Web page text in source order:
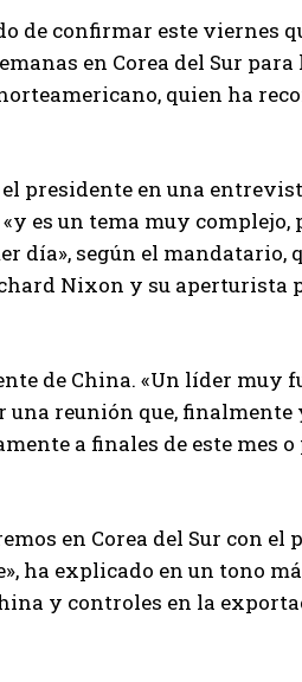
de confirmar este viernes
en Corea del Sur para
quien ha
presidente en una
es un tema muy complejo,
día», según el mandatario,
Nixon y su aperturista
de China. «Un líder muy
reunión que, finalmente
a finales de este mes
en Corea del Sur con
ha explicado en un tono
y controles en la